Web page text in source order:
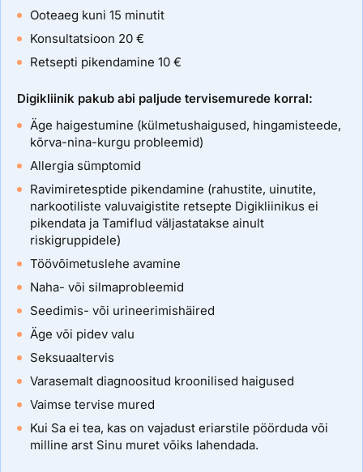
Ooteaeg kuni 15 minutit
Konsultatsioon 20 €
Retsepti pikendamine 10 €
Digikliinik pakub abi paljude tervisemurede korral:
Äge haigestumine (külmetushaigused, hingamisteede,
kõrva-nina-kurgu probleemid)
Allergia sümptomid
Ravimiretesptide pikendamine (rahustite, uinutite,
narkootiliste valuvaigistite retsepte Digikliinikus ei
pikendata ja Tamiflud väljastatakse ainult
riskigruppidele)
Töövõimetuslehe avamine
Naha- või silmaprobleemid
Seedimis- või urineerimishäired
Äge või pidev valu
Seksuaaltervis
Varasemalt diagnoositud kroonilised haigused
Vaimse tervise mured
Kui Sa ei tea, kas on vajadust eriarstile pöörduda või
milline arst Sinu muret võiks lahendada.